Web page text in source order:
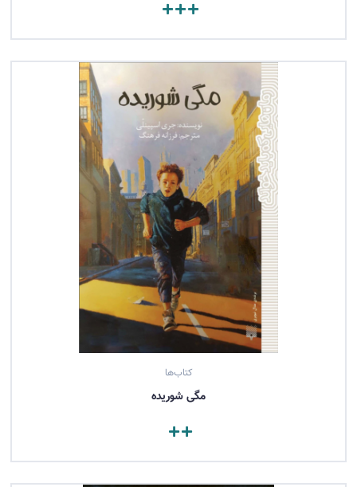
مشاهده کتاب
کتاب‌ها
مگی شوریده
مشاهده کتاب